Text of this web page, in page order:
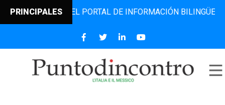
PRINCIPALESEL PORTAL DE INFORMACIÓN BILINGÜE QUE